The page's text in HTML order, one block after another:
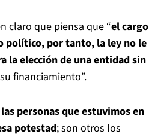
claro que piensa que “el cargo
político, por tanto, la ley no le
la elección de una entidad sin
financiamiento”.
personas que estuvimos en
potestad; son otros los